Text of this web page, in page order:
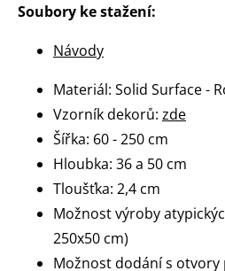
Soubory ke stažení:
Návody
Materiál: Solid Surface -
Vzorník dekorů: zde
Šířka: 60 - 250 cm
Hloubka: 36 a 50 cm
Tloušťka: 2,4 cm
Možnost výroby
250x50 cm)
Možnost dodání s